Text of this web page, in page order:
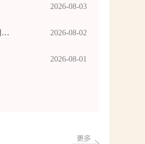
2026-08-03
2026-08-02
【双拥】县市场监管局：开展“八一”建军节拥军优属系列活动
2026-08-01